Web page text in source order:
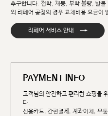
추구합니다. 접착, 재봉, 부착 불량, 발
외 리페어 공정의 경우 교체비용 요금이
리페어 서비스 안내 →
PAYMENT INFO
고객님의 안전하고 편리한 쇼핑을
다.
신용카드, 간편결제, 계좌이체, 무